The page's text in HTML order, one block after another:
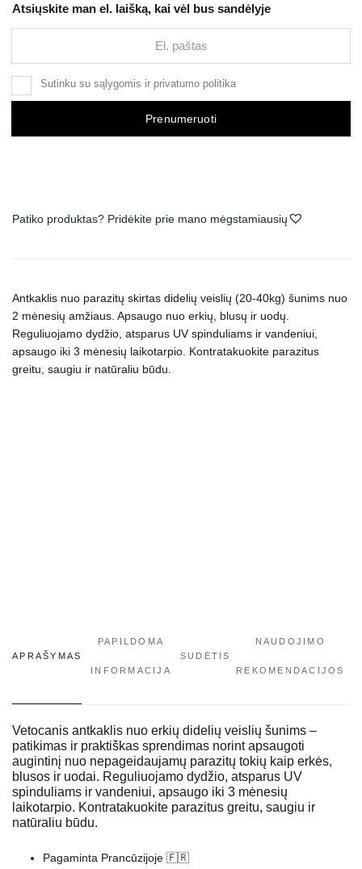
Atsiųskite man el. laišką, kai vėl bus sandėlyje
Sutinku su sąlygomis ir privatumo politika
Prenumeruoti
Patiko produktas? Pridėkite prie mano mėgstamiausių
Antkaklis nuo parazitų skirtas didelių veislių (20-40kg) šunims nuo
2 mėnesių amžiaus. Apsaugo nuo erkių, blusų ir uodų.
Reguliuojamo dydžio, atsparus UV spinduliams ir vandeniui,
apsaugo iki 3 mėnesių laikotarpio. Kontratakuokite parazitus
greitu, saugiu ir natūraliu būdu.
APRAŠYMAS
PAPILDOMA
INFORMACIJA
SUDĖTIS
NAUDOJIMO
REKOMENDACIJOS
Vetocanis antkaklis nuo erkių didelių veislių šunims –
patikimas ir praktiškas sprendimas norint apsaugoti
augintinį nuo nepageidaujamų parazitų tokių kaip erkės,
blusos ir uodai. Reguliuojamo dydžio, atsparus UV
spinduliams ir vandeniui, apsaugo iki 3 mėnesių
laikotarpio. Kontratakuokite parazitus greitu, saugiu ir
natūraliu būdu.
Pagaminta Prancūzijoje 🇫🇷